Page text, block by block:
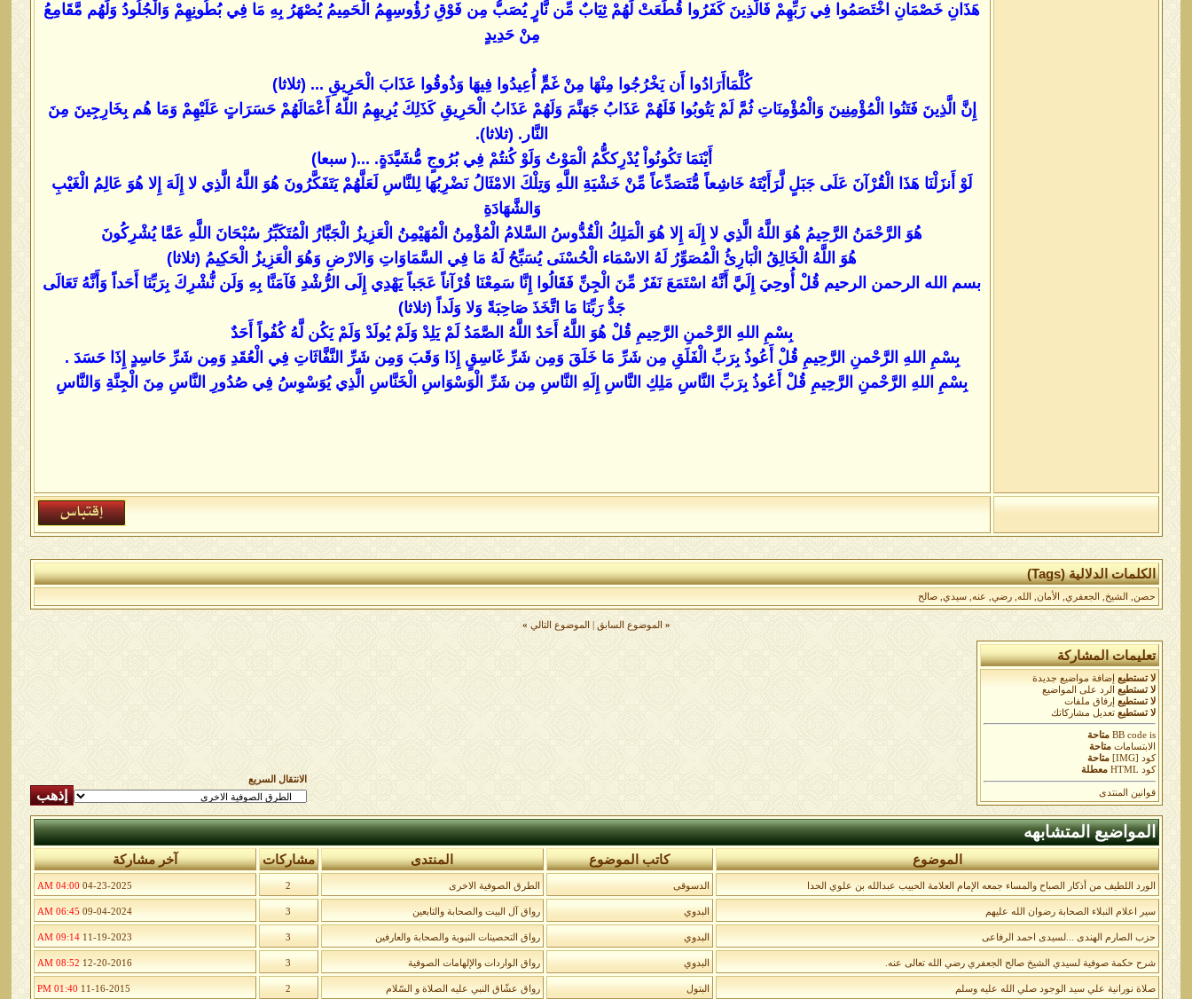
هَذَانِ خَصْمَانِ اخْتَصَمُوا فِي رَبِّهِمْ فَالَّذِينَ كَفَرُوا قُطِّعَتْ لَهُمْ ثِيَابٌ مِّن نَّارٍ يُصَبُّ مِن فَوْقِ رُؤُوسِهِمُ الْحَمِيمُ يُصْهَرُ بِهِ مَا فِي بُطُونِهِمْ وَالْجُلُودُ وَلَهُم مَّقَامِعُ
مِنْ حَدِيدٍ
كُلَّمَاأَرَادُوا أَن يَخْرُجُوا مِنْهَا مِنْ غَمٍّ أُعِيدُوا فِيهَا وَذُوقُوا عَذَابَ الْحَرِيقِ ... (ثلاثا)
إِنَّ الَّذِينَ فَتَنُوا الْمُؤْمِنِينَ وَالْمُؤْمِنَاتِ ثُمَّ لَمْ يَتُوبُوا فَلَهُمْ عَذَابُ جَهَنَّمَ وَلَهُمْ عَذَابُ الْحَرِيقِ كَذَلِكَ يُرِيهِمُ اللّهُ أَعْمَالَهُمْ حَسَرَاتٍ عَلَيْهِمْ وَمَا هُم بِخَارِجِينَ مِنَ
النَّار. (ثلاثا).
أَيْنَمَا تَكُونُواْ يُدْرِككُّمُ الْمَوْتُ وَلَوْ كُنتُمْ فِي بُرُوجٍ مُّشَيَّدَةٍ. ...( سبعا)
لَوْ أَنزَلْنَا هَذَا الْقُرْآنَ عَلَى جَبَلٍ لَّرَأَيْتَهُ خَاشِعاً مُّتَصَدِّعاً مِّنْ خَشْيَةِ اللَّهِ وَتِلْكَ الامْثَالُ نَضْرِبُهَا لِلنَّاسِ لَعَلَّهُمْ يَتَفَكَّرُونَ هُوَ اللَّهُ الَّذِي لا إِلَهَ إِلا هُوَ عَالِمُ الْغَيْبِ
وَالشَّهَادَةِ
هُوَ الرَّحْمَنُ الرَّحِيمُ هُوَ اللَّهُ الَّذِي لا إِلَهَ إِلا هُوَ الْمَلِكُ الْقُدُّوسُ السَّلامُ الْمُؤْمِنُ الْمُهَيْمِنُ الْعَزِيزُ الْجَبَّارُ الْمُتَكَبِّرُ سُبْحَانَ اللَّهِ عَمَّا يُشْرِكُونَ
هُوَ اللَّهُ الْخَالِقُ الْبَارِئُ الْمُصَوِّرُ لَهُ الاسْمَاء الْحُسْنَى يُسَبِّحُ لَهُ مَا فِي السَّمَاوَاتِ وَالارْضِ وَهُوَ الْعَزِيزُ الْحَكِيمُ (ثلاثا)
بسم الله الرحمن الرحيم قُلْ أُوحِيَ إِلَيَّ أَنَّهُ اسْتَمَعَ نَفَرٌ مِّنَ الْجِنِّ فَقَالُوا إِنَّا سَمِعْنَا قُرْآناً عَجَباً يَهْدِي إِلَى الرُّشْدِ فَآمَنَّا بِهِ وَلَن نُّشْرِكَ بِرَبِّنَا أَحَداً وَأَنَّهُ تَعَالَى
جَدُّ رَبِّنَا مَا اتَّخَذَ صَاحِبَةً وَلا وَلَداً (ثلاثا)
بِسْمِ اللهِ الرَّحْمنِ الرَّحِيمِ قُلْ هُوَ اللَّهُ أَحَدٌ اللَّهُ الصَّمَدُ لَمْ يَلِدْ وَلَمْ يُولَدْ وَلَمْ يَكُن لَّهُ كُفُواً أَحَدٌ
بِسْمِ اللهِ الرَّحْمنِ الرَّحِيمِ قُلْ أَعُوذُ بِرَبِّ الْفَلَقِ مِن شَرِّ مَا خَلَقَ وَمِن شَرِّ غَاسِقٍ إِذَا وَقَبَ وَمِن شَرِّ النَّفَّاثَاتِ فِي الْعُقَدِ وَمِن شَرِّ حَاسِدٍ إِذَا حَسَدَ .
بِسْمِ اللهِ الرَّحْمنِ الرَّحِيمِ قُلْ أَعُوذُ بِرَبِّ النَّاسِ مَلِكِ النَّاسِ إِلَهِ النَّاسِ مِن شَرِّ الْوَسْوَاسِ الْخَنَّاسِ الَّذِي يُوَسْوِسُ فِي صُدُورِ النَّاسِ مِنَ الْجِنَّةِ وَالنَّاسِ
الكلمات الدلالية (Tags)
حصن الشيخ الجعفري الأمان الله ,رضي عنه ,سيدي ,صالح
« الموضوع السابق الموضوع التالي »
تعليمات المشاركة
لا تستطيع
إضافة مواضيع جديدة
لا تستطيع
الرد على المواضيع
لا تستطيع
إرفاق ملفات
لا تستطيع تعديل مشاركاتك
BB codeis
متاحة
الابتسامات متاحة
كود [IMG]
متاحة
كود HTML
معطلة
قوانين المنتدى
الانتقال السريع
المواضيع المتشابهه
الموضوع كاتب الموضوع المنتدى مشاركات آخر مشاركة
الورد اللطيف من أذكار الصباح والمساء جمعه الإمام العلامة الحبيب عبدالله بن علوي الحدا الدسوقى الطرق الصوفية الاخرى 2
04-23-2025
04:00 AM
سير اعلام النبلاء الصحابة رضوان الله عليهم البدوي رواق آل البيت والصحابة والتابعين 3
09-04-2024
06:45 AM
حزب الصارم الهندى ...لسيدى احمد الرفاعى البدوي رواق التحصينات النبوية والصحابة والعارفين 3
11-19-2023
09:14 AM
شرح حكمة صوفية لسيدي الشيخ صالح الجعفري رضي الله تعالى عنه. البدوي رواق الواردات واﻹلهامات الصوفية 3
12-20-2016
08:52 AM
صلاة نورانية علي سيد الوجود صلي الله عليه وسلم البتول رواق عشّاق النبي عليه الصلاة و السّلام 2
11-16-2015
01:40 PM